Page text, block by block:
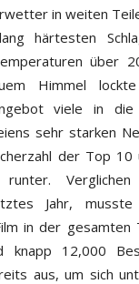
in weiten
härtesten
über
Himmel
viele in die
sehr starken
der Top 10
runter.
Jahr,
in der
12,000
aus, um sich